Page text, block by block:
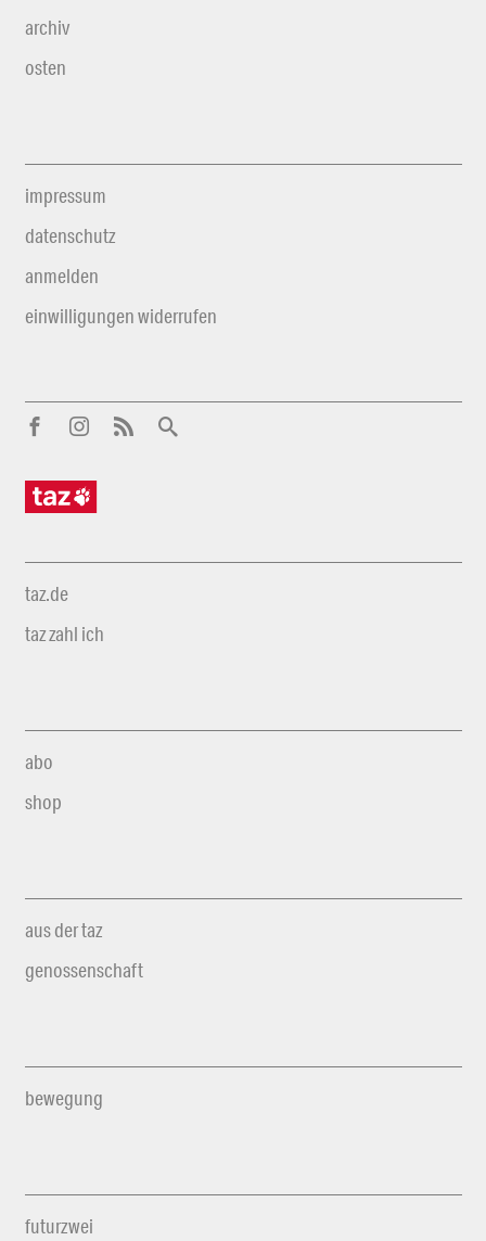
archiv
osten
impressum
datenschutz
anmelden
einwilligungen widerrufen
taz.de
taz zahl ich
abo
shop
aus der taz
genossenschaft
bewegung
futurzwei